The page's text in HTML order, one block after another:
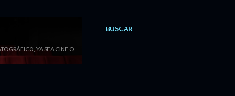
BUSCAR
YA SEA CINE O